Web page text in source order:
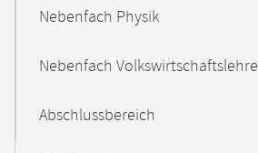
Nebenfach Physik
Nebenfach Volkswirtschaftslehre
Abschlussbereich